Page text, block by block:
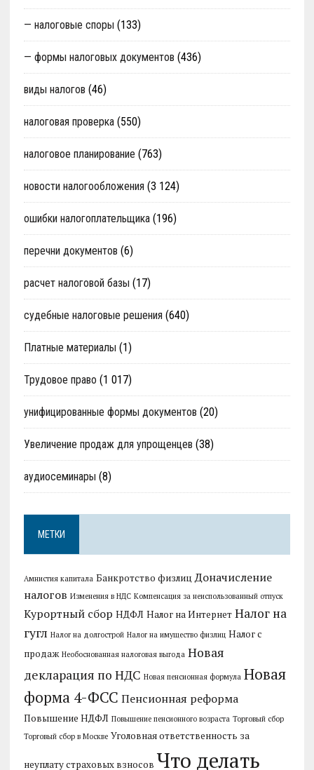
— налоговые споры (133)
— формы налоговых документов (436)
виды налогов (46)
налоговая проверка(550)
налоговое планирование (763)
новости налогообложения (3 124)
ошибки налогоплательщика(196)
перечни документов (6)
расчет налоговой базы (17)
судебные налоговые решения (640)
Платные материалы (1)
Трудовое право (1 017)
унифицированные формы документов (20)
Увеличение продаж для упрощенцев (38)
аудиосеминары (8)
МЕТКИ
Амнистия капитала Банкротство физлиц Доначисление
налогов Изменения в НДС Компенсация за неиспользованный отпуск
Курортный сбор НДФЛ Налог на Интернет Налог на
гугл Налог на долгострой Налог на имущество физлиц Налог с
продаж Необоснованная налоговая выгода Новая
декларация по НДС Новая пенсионная формула Новая
форма 4-ФСС Пенсионная реформа
Повышение НДФЛ Повышение пенсионного возраста Торговый сбор
Торговый сбор в Москве Уголовная ответственность за
неуплату страховых взносов Что делать